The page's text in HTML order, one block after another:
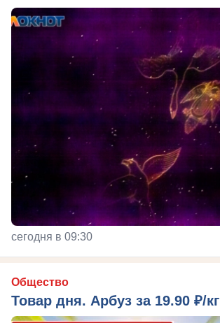
сегодня в 09:30
Общество
Товар дня. Арбуз за 19.90 ₽/кг